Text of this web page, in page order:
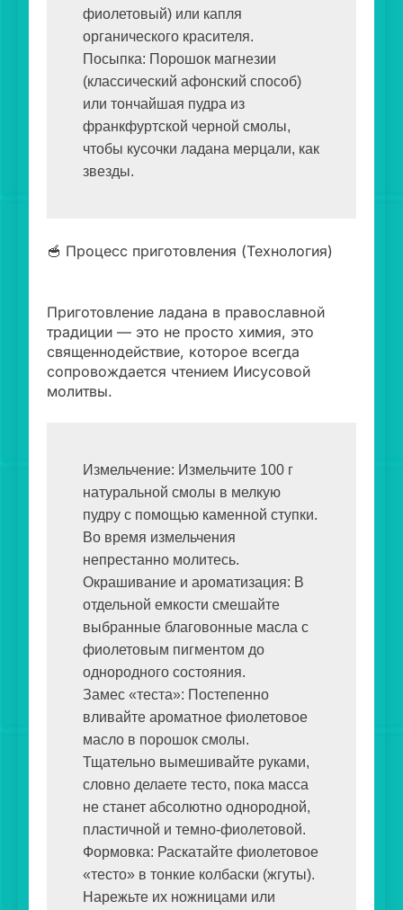
фиолетовый) или капля
органического красителя.
Посыпка: Порошок магнезии
(классический афонский способ)
или тончайшая пудра из
франкфуртской черной смолы,
чтобы кусочки ладана мерцали, как
звезды.
🥣 Процесс приготовления (Технология)
Приготовление ладана в православной
традиции — это не просто химия, это
священнодействие, которое всегда
сопровождается чтением Иисусовой
молитвы.
Измельчение: Измельчите 100 г
натуральной смолы в мелкую
пудру с помощью каменной ступки.
Во время измельчения
непрестанно молитесь.
Окрашивание и ароматизация: В
отдельной емкости смешайте
выбранные благовонные масла с
фиолетовым пигментом до
однородного состояния.
Замес «теста»: Постепенно
вливайте ароматное фиолетовое
масло в порошок смолы.
Тщательно вымешивайте руками,
словно делаете тесто, пока масса
не станет абсолютно однородной,
пластичной и темно-фиолетовой.
Формовка: Раскатайте фиолетовое
«тесто» в тонкие колбаски (жгуты).
Нарежьте их ножницами или